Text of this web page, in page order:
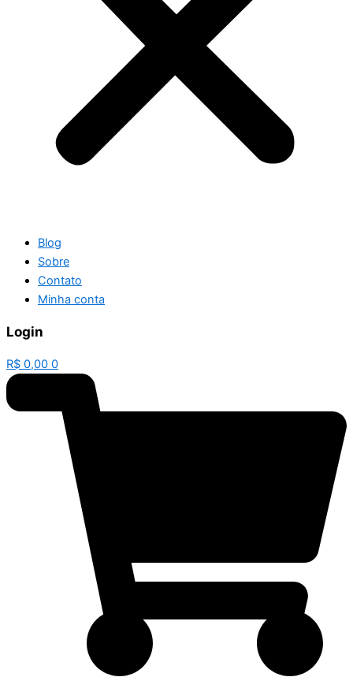
Blog
Sobre
Contato
Minha conta
Login
R$ 0,00 0